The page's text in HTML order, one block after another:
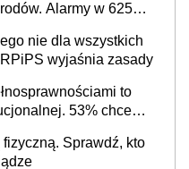
Alarmy w 625
nie dla wszystkich
wyjaśnia zasady
to
53% chce
Sprawdź, kto